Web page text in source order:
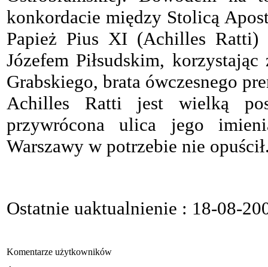
konkordacie między Stolicą
Papież Pius XI (Achilles Ratti)
Józefem Piłsudskim, korzystając
Grabskiego, brata ówczesnego
Achilles Ratti jest wielką
przywrócona ulica jego
Warszawy w potrzebie nie
Ostatnie uaktualnienie : 18-08-
Komentarze użytkowników